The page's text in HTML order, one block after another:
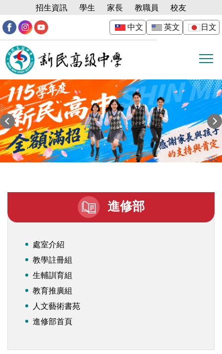
到
主
內
容
區
招生資訊 學生 家長 教職員 校友
中文 英文 日文
進修部
處室介紹
教學註冊組
生輔訓育組
教育推廣組
人文藝術書苑
進修部首頁